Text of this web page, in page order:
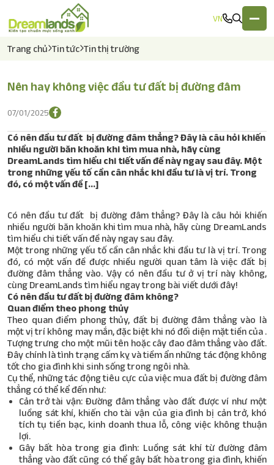
VN
Về chúng tôi
Dự án
Tin tức
Tuyển dụng
Liên hệ
Trang chủ Tin tức Tin thị trường
Nên hay không việc đầu tư đất bị đường đâm
07/01/2025
Có nên đầu tư đất bị đường đâm thẳng? Đây là câu hỏi khiến
nhiều người băn khoăn khi tìm mua nhà, hãy cùng
DreamLands tìm hiểu chi tiết vấn đề này ngay sau đây. Một
trong những yếu tố cần cân nhắc khi đầu tư là vị trí. Trong
đó, có một vấn đề […]
Có nên đầu tư đất bị đường đâm thẳng? Đây là câu hỏi khiến
nhiều người băn khoăn khi tìm mua nhà, hãy cùng DreamLands
tìm hiểu chi tiết vấn đề này ngay sau đây.
Một trong những yếu tố cần cân nhắc khi đầu tư là vị trí. Trong
đó, có một vấn đề được nhiều người quan tâm là việc đất bị
đường đâm thẳng vào. Vậy có nên đầu tư ở vị trí này không,
cùng DreamLands tìm hiểu ngay trong bài viết dưới đây!
Có nên đầu tư đất bị đường đâm không?
Quan điểm theo phong thủy
Theo quan điểm phong thủy, đất bị đường đâm thẳng vào là
một vị trí không may mắn, đặc biệt khi nó đối diện mặt tiền của .
Tượng trưng cho một mũi tên hoặc cây đao đâm thẳng vào đất.
Đây chính là tình trạng cấm kỵ và tiềm ẩn những tác động không
tốt cho gia đình khi sinh sống trong ngôi nhà.
Cụ thể, những tác động tiêu cực của việc mua đất bị đường đâm
thẳng có thể kể đến như:
Cản trở tài vận: Đường đâm thẳng vào đất được ví như một
luồng sát khí, khiến cho tài vận của gia đình bị cản trở, khó
tích tụ tiền bạc, kinh doanh thua lỗ, công việc không thuận
lợi.
Gây bất hòa trong gia đình: Luồng sát khí từ đường đâm
thẳng vào đất cũng có thể gây bất hòa trong gia đình, khiến